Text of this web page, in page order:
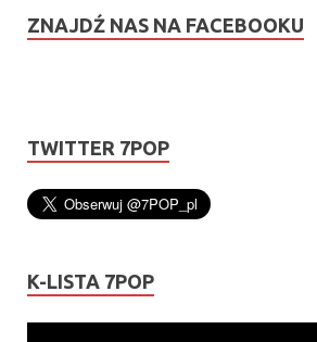
ZNAJDŹ NAS NA FACEBOOKU
TWITTER 7POP
K-LISTA 7POP